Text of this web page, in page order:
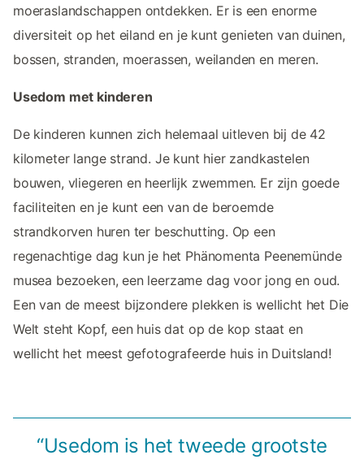
moeraslandschappen ontdekken. Er is een enorme
diversiteit op het eiland en je kunt genieten van duinen,
bossen, stranden, moerassen, weilanden en meren.
Usedom met kinderen
De kinderen kunnen zich helemaal uitleven bij de 42
kilometer lange strand. Je kunt hier zandkastelen
bouwen, vliegeren en heerlijk zwemmen. Er zijn goede
faciliteiten en je kunt een van de beroemde
strandkorven huren ter beschutting. Op een
regenachtige dag kun je het Phänomenta Peenemünde
musea bezoeken, een leerzame dag voor jong en oud.
Een van de meest bijzondere plekken is wellicht het Die
Welt steht Kopf, een huis dat op de kop staat en
wellicht het meest gefotografeerde huis in Duitsland!
“Usedom is het tweede grootste